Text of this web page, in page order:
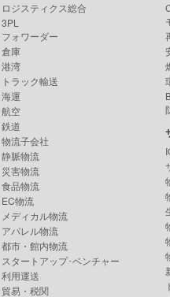
ロジスティクス総合
3PL
フォワーダー
倉庫
港湾
トラック輸送
海運
航空
鉄道
物流子会社
静脈物流
災害物流
食品物流
EC物流
メディカル物流
アパレル物流
都市・館内物流
スタートアップ･ベンチャー
利用運送
貿易・税関